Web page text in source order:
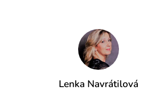
Lenka Navrátilová